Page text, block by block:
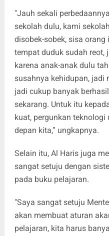
"Jauh sekali
sekolah dulu, kami
disobek-sobek, sisa
tempat duduk sudah reot,
karena anak-anak dulu
susahnya kehidupan, jadi
jadi cukup banyak
sekarang. Untuk itu
kuat, pergunkan
depan kita,” ungkapnya.
Selain itu, Al Haris juga
sangat setuju dengan
pada buku pelajaran.
"Saya sangat setuju
akan membuat aturan
pelajaran, kita harus